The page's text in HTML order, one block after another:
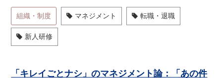
組織・制度 マネジメント 転職・退職
新人研修
「キレイごとナシ」のマネジメント論：「あの件